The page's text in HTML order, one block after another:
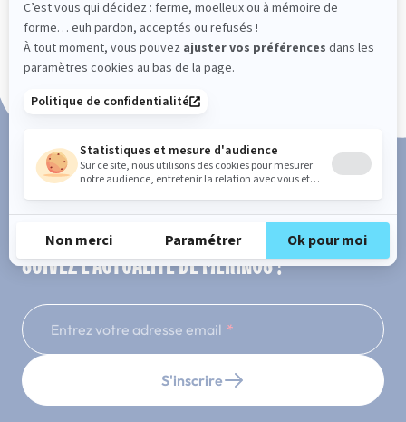
Paiement en 3x ou 4x sans frais
SUIVEZ L'ACTUALITÉ DE MERINOS !
Entrez votre adresse email
S'inscrire